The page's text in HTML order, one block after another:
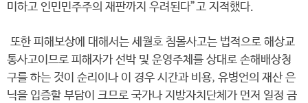
미하고 인민민주주의 재판까지 우려된다”고 지적했다.
또한 피해보상에 대해서는 세월호 침몰사고는 법적으로 해상교
통사고이므로 피해자가 선박 및 운영주체를 상대로 손해배상청
구를 하는 것이 순리이나 이 경우 시간과 비용, 유병언의 재산 은
닉을 입증할 부담이 크므로 국가나 지방자치단체가 먼저 일정 금